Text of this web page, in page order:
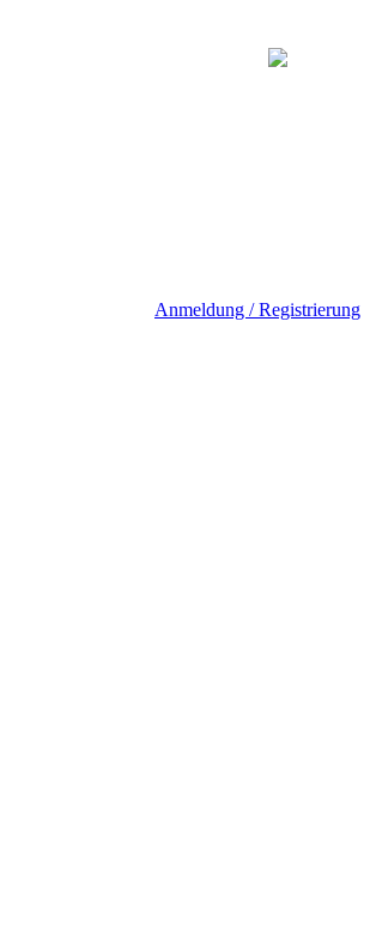
Anmeldung / Registrierung